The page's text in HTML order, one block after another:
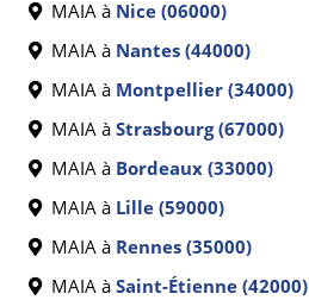
MAIA à Nice (06000)
MAIA à Nantes (44000)
MAIA à Montpellier (34000)
MAIA à Strasbourg (67000)
MAIA à Bordeaux (33000)
MAIA à Lille (59000)
MAIA à Rennes (35000)
MAIA à Saint-Étienne (42000)